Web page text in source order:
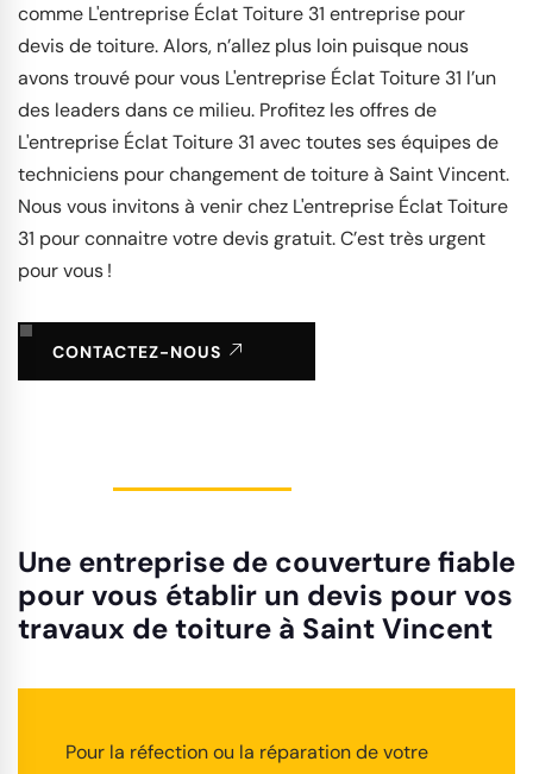
comme L'entreprise Éclat Toiture 31 entreprise pour
devis de toiture. Alors, n’allez plus loin puisque nous
avons trouvé pour vous L'entreprise Éclat Toiture 31 l’un
des leaders dans ce milieu. Profitez les offres de
L'entreprise Éclat Toiture 31 avec toutes ses équipes de
techniciens pour changement de toiture à Saint Vincent.
Nous vous invitons à venir chez L'entreprise Éclat Toiture
31 pour connaitre votre devis gratuit. C’est très urgent
pour vous !
CONTACTEZ-NOUS
Une entreprise de couverture fiable
pour vous établir un devis pour vos
travaux de toiture à Saint Vincent
Pour la réfection ou la réparation de votre